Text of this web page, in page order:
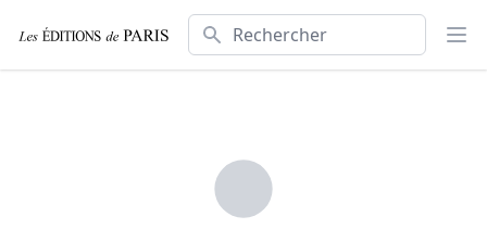
Rechercher